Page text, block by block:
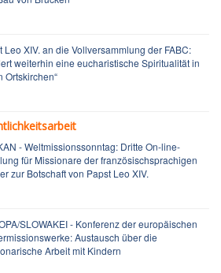
Leo XIV. an die Vollversammlung der FABC:
weiterhin eine eucharistische Spiritualität in
Ortskirchen“
- Weltmissionssonntag: Dritte On-line-
für Missionare der französischsprachigen
zur Botschaft von Papst Leo XIV.
SLOWAKEI - Konferenz der europäischen
Austausch über die
Arbeit mit Kindern